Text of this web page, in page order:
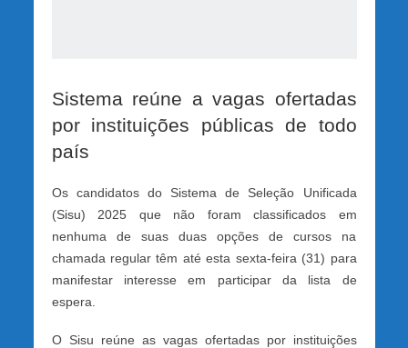
Sistema reúne a vagas ofertadas
por instituições públicas de todo
país
Os candidatos do Sistema de Seleção Unificada
(Sisu) 2025 que não foram classificados em
nenhuma de suas duas opções de cursos na
chamada regular têm até esta sexta-feira (31) para
manifestar interesse em participar da lista de
espera.
O Sisu reúne as vagas ofertadas por instituições